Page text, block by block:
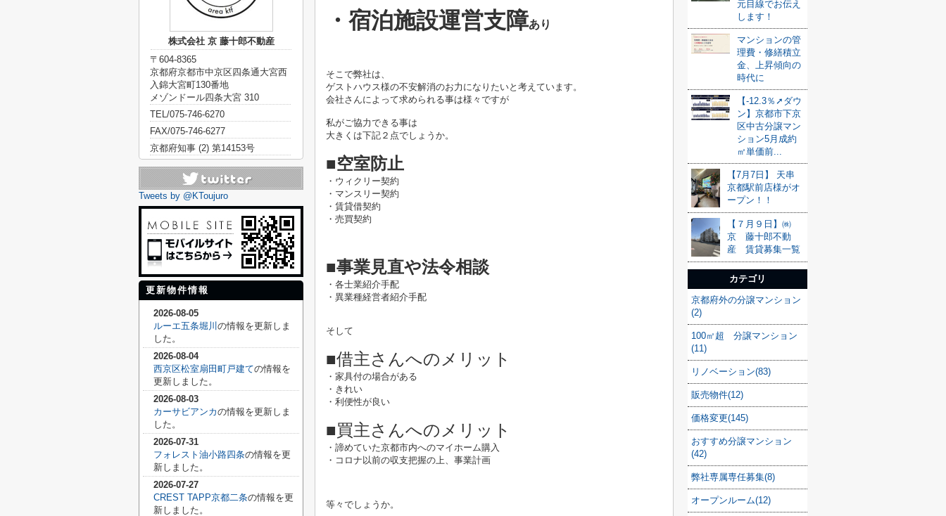
・宿泊施設運営支障あり
そこで弊社は、
ゲストハウス様の不安解消のお力になりたいと考えています。
会社さんによって求められる事は様々ですが
私がご協力できる事は
大きくは下記２点でしょうか。
■空室防止
・ウィクリー契約
・マンスリー契約
・賃貸借契約
・売買契約
■事業見直や法令相談
・各士業紹介手配
・異業種経営者紹介手配
そして
■借主さんへのメリット
・家具付の場合がある
・きれい
・利便性が良い
■買主さんへのメリット
・諦めていた京都市内へのマイホーム購入
・コロナ以前の収支把握の上、事業計画
等々でしょうか。
元目線でお伝え
します！
マンションの管
理費・修繕積立
金、上昇傾向の
時代に
【-12.3％➚ダウ
ン】京都市下京
区中古分譲マン
ション5月成約
㎡単価前...
【7月7日】 天串
京都駅前店様がオ
ープン！！
【７月９日】㈱
京 藤十郎不動
産 賃貸募集一覧
カテゴリ
京都府外の分譲マンション
(2)
100㎡超 分譲マンション
(11)
リノベーション(83)
販売物件(12)
価格変更(145)
おすすめ分譲マンション
(42)
弊社専属専任募集(8)
オープンルーム(12)
株式会社 京 藤十郎不動産
〒604-8365
京都府京都市中京区四条通大宮西
入錦大宮町130番地
メゾンドール四条大宮 310
TEL/075-746-6270
FAX/075-746-6277
京都府知事 (2) 第14153号
Tweets by @KToujuro
更新物件情報
2026-08-05
ルーエ五条堀川 の情報を更新しま
した。
2026-08-04
西京区松室扇田町戸建ての情報を
更新しました。
2026-08-03
カーサビアンカの情報を更新しま
した。
2026-07-31
フォレスト油小路四条の情報を更
新しました。
2026-07-27
CREST TAPP京都二条の情報を更
新しました。